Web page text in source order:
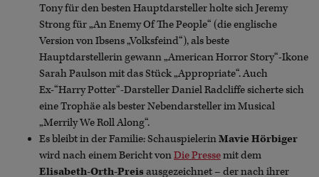
Tony für den besten Hauptdarsteller holte sich Jeremy
Strong für „An Enemy Of The People“ (die englische
Version von Ibsens „Volksfeind“), als beste
Hauptdarstellerin gewann „American Horror Story“-Ikone
Sarah Paulson mit das Stück „Appropriate“. Auch
Ex-“Harry Potter“-Darsteller Daniel Radcliffe sicherte sich
eine Trophäe als bester Nebendarsteller im Musical
„Merrily We Roll Along“.
Es bleibt in der Familie: SchauspielerinMavie Hörbiger
wird nach einem Bericht vonDie Pressemit dem
Elisabeth-Orth-Preisausgezeichnet – der nach ihrer